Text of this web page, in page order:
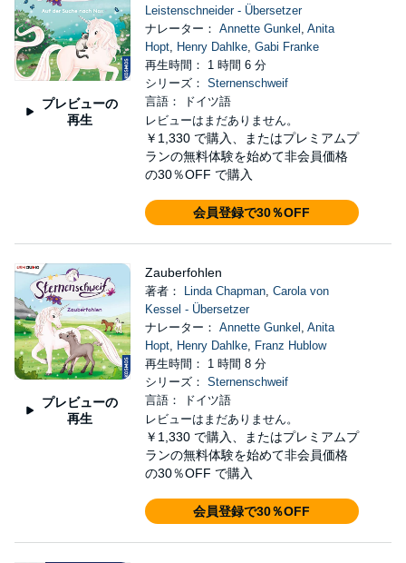
プレビューの
再生
Leistenschneider - Übersetzer
ナレーター： Annette Gunkel , Anita
Hopt, Henry Dahlke, Gabi Franke
再生時間： 1 時間 6 分
シリーズ： Sternenschweif
言語： ドイツ語
レビューはまだありません。
￥1,330 で購入、またはプレミアムプ
ランの無料体験を始めて非会員価格
の30％OFF で購入
会員登録で30％OFF
プレビューの
再生
Zauberfohlen
著者： Linda Chapman, Carola von
Kessel - Übersetzer
ナレーター： Annette Gunkel , Anita
Hopt, Henry Dahlke, Franz Hublow
再生時間： 1 時間 8 分
シリーズ： Sternenschweif
言語： ドイツ語
レビューはまだありません。
￥1,330 で購入、またはプレミアムプ
ランの無料体験を始めて非会員価格
の30％OFF で購入
会員登録で30％OFF